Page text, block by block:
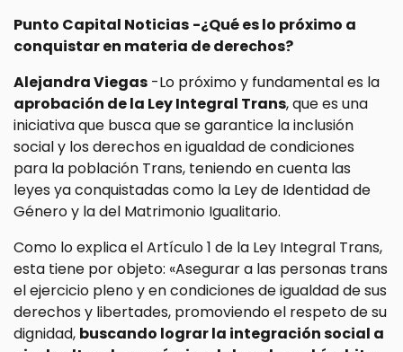
Punto Capital Noticias -¿Qué es lo próximo a
conquistar en materia de derechos?
Alejandra Viegas -Lo próximo y fundamental es la
aprobación de la Ley Integral Trans, que es una
iniciativa que busca que se garantice la inclusión
social y los derechos en igualdad de condiciones
para la población Trans, teniendo en cuenta las
leyes ya conquistadas como la Ley de Identidad de
Género y la del Matrimonio Igualitario.
Como lo explica el Artículo 1 de la Ley Integral Trans,
esta tiene por objeto: «Asegurar a las personas trans
el ejercicio pleno y en condiciones de igualdad de sus
derechos y libertades, promoviendo el respeto de su
dignidad, buscando lograr la integración social a